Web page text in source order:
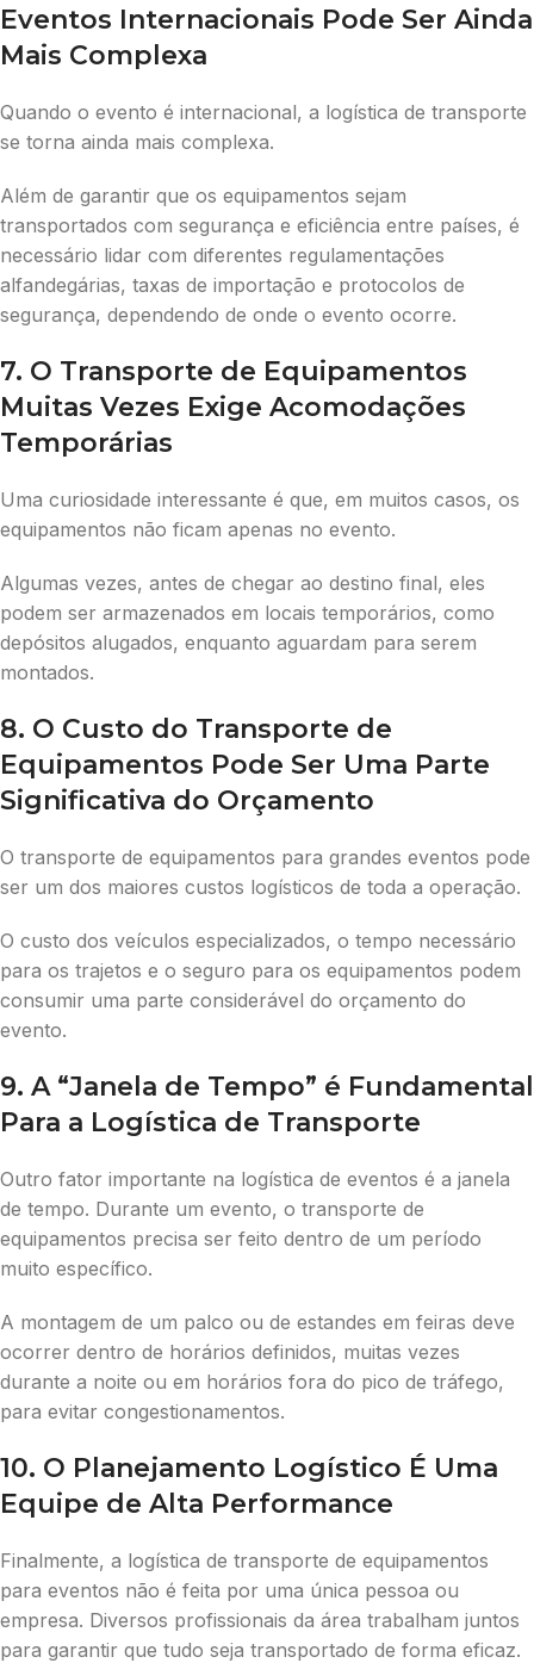
Eventos Internacionais Pode Ser Ainda
Mais Complexa
Quando o evento é internacional, a logística de transporte
se torna ainda mais complexa.
Além de garantir que os equipamentos sejam
transportados com segurança e eficiência entre países, é
necessário lidar com diferentes regulamentações
alfandegárias, taxas de importação e protocolos de
segurança, dependendo de onde o evento ocorre.
7. O Transporte de Equipamentos
Muitas Vezes Exige Acomodações
Temporárias
Uma curiosidade interessante é que, em muitos casos, os
equipamentos não ficam apenas no evento.
Algumas vezes, antes de chegar ao destino final, eles
podem ser armazenados em locais temporários, como
depósitos alugados, enquanto aguardam para serem
montados.
8. O Custo do Transporte de
Equipamentos Pode Ser Uma Parte
Significativa do Orçamento
O transporte de equipamentos para grandes eventos pode
ser um dos maiores custos logísticos de toda a operação.
O custo dos veículos especializados, o tempo necessário
para os trajetos e o seguro para os equipamentos podem
consumir uma parte considerável do orçamento do
evento.
9. A “Janela de Tempo” é Fundamental
Para a Logística de Transporte
Outro fator importante na logística de eventos é a janela
de tempo. Durante um evento, o transporte de
equipamentos precisa ser feito dentro de um período
muito específico.
A montagem de um palco ou de estandes em feiras deve
ocorrer dentro de horários definidos, muitas vezes
durante a noite ou em horários fora do pico de tráfego,
para evitar congestionamentos.
10. O Planejamento Logístico É Uma
Equipe de Alta Performance
Finalmente, a logística de transporte de equipamentos
para eventos não é feita por uma única pessoa ou
empresa. Diversos profissionais da área trabalham juntos
para garantir que tudo seja transportado de forma eficaz.